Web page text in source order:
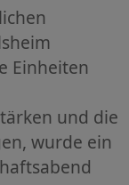
Einheiten
und die
wurde ein